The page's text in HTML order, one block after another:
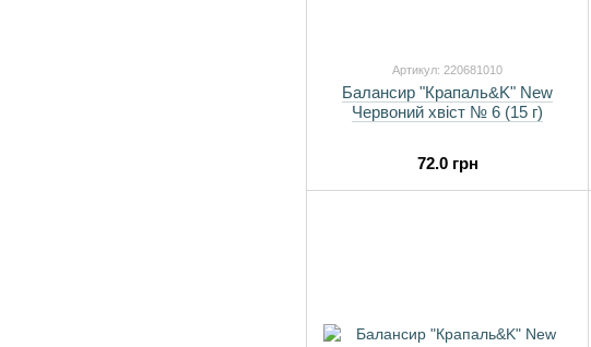
Артикул: 220681010
Балансир "Крапаль&K" New
Червоний хвіст № 6 (15 г)
72.0 грн